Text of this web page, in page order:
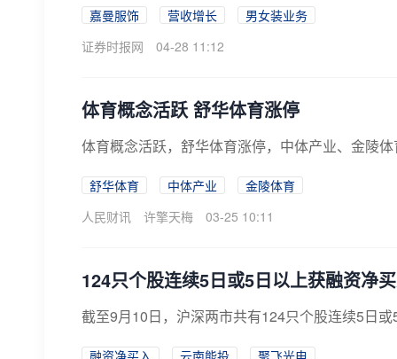
嘉曼服饰 营收增长
男女装业务
证券时报网
04-28 11:12
体育概念活跃 舒华体育涨停
体育概念活跃，舒华体育涨停，中体产业、金陵
舒华体育 中体产业
金陵体育
人民财讯
许擎天梅 03-25 10:11
124只个股连续5日或5日以上获融资净
截至9月10日，沪深两市共有124只个股连续5日
融资净买入 云南能投
聚飞光电